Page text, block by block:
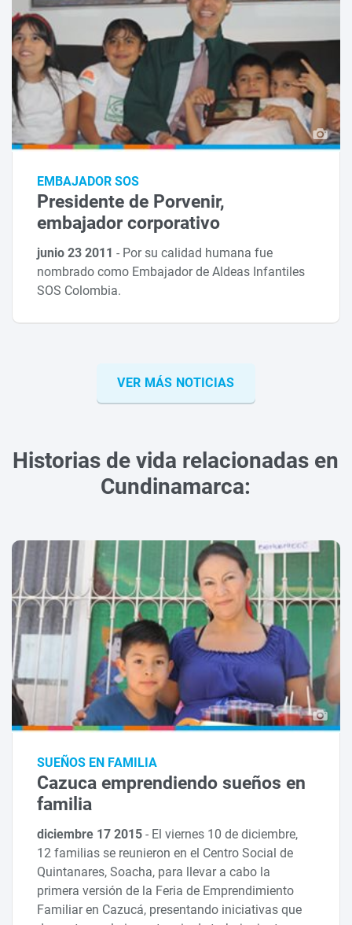
EMBAJADOR SOS
Presidente de Porvenir,
embajador corporativo
junio 23 2011- Por su calidad humana fue
nombrado como Embajador de Aldeas Infantiles
SOS Colombia.
VER MÁS NOTICIAS
Historias de vida relacionadas en
Cundinamarca:
SUEÑOS EN FAMILIA
Cazuca emprendiendo sueños en
familia
diciembre 17 2015- El viernes 10 de diciembre,
12 familias se reunieron en el Centro Social de
Quintanares, Soacha, para llevar a cabo la
primera versión de la Feria de Emprendimiento
Familiar en Cazucá, presentando iniciativas que